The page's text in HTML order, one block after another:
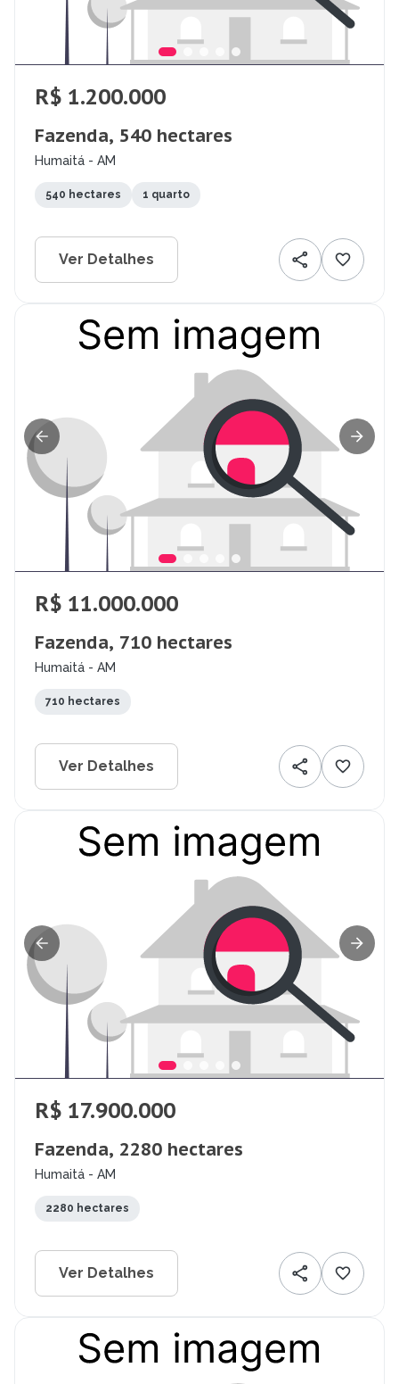
R$ 1.200.000
Fazenda, 540 hectares
Humaitá - AM
540 hectares 1 quarto
Ver Detalhes
R$ 11.000.000
Fazenda, 710 hectares
Humaitá - AM
710 hectares
Ver Detalhes
R$ 17.900.000
Fazenda, 2280 hectares
Humaitá - AM
2280 hectares
Ver Detalhes